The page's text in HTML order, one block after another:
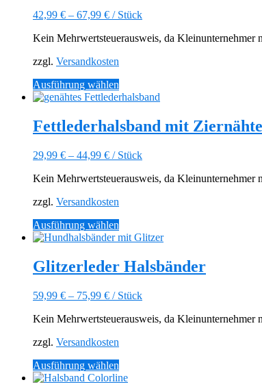
Die
können
der
Produktseite
gewählt
werden
42,99 € – 67,99 € / Stück
Kein Mehrwertsteuerausweis, da
zzgl. Versandkosten
Ausführung wählen
Produkt
mehrere
Varianten
Die
können
der
Produktseite
gewählt
werden
Fettlederhalsband mit
29,99 € – 44,99 € / Stück
Kein Mehrwertsteuerausweis, da
zzgl. Versandkosten
Ausführung wählen
Produkt
mehrere
Varianten
Die
können
der
Produktseite
gewählt
werden
Glitzerleder Halsbänder
59,99 € – 75,99 € / Stück
Kein Mehrwertsteuerausweis, da
zzgl. Versandkosten
Ausführung wählen
Produkt